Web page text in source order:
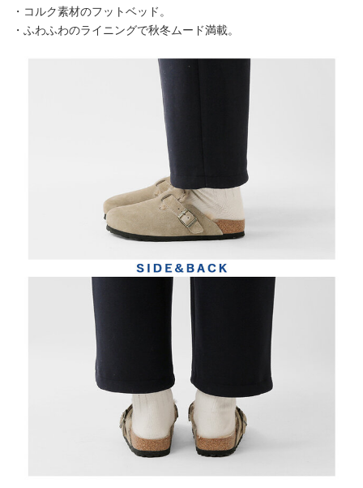
・コルク素材のフットベッド。
・ふわふわのライニングで秋冬ムード満載。